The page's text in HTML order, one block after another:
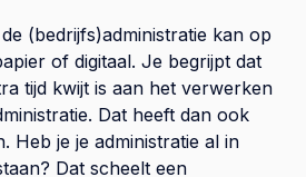
(bedrijfs)administratie kan op
of digitaal. Je begrijpt dat
tijd kwijt is aan het verwerken
Dat heeft dan ook
Heb je je administratie al in
Dat scheelt een